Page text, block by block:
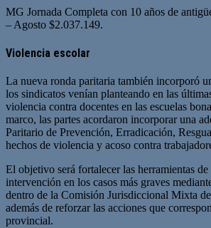
MG Jornada Completa con 10 años de
– Agosto $2.037.149.
Violencia escolar
La nueva ronda paritaria también incorporó
los sindicatos venían planteando en las
violencia contra docentes en las escuelas
marco, las partes acordaron incorporar una
Paritario de Prevención, Erradicación,
hechos de violencia y acoso contra
El objetivo será fortalecer las herramientas
intervención en los casos más graves
dentro de la Comisión Jurisdiccional Mixta
además de reforzar las acciones que
provincial.